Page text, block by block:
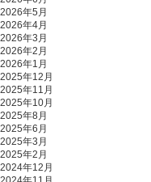
2026年5月
2026年4月
2026年3月
2026年2月
2026年1月
2025年12月
2025年11月
2025年10月
2025年8月
2025年6月
2025年3月
2025年2月
2024年12月